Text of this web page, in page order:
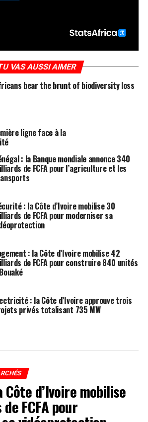
VAS AUSSI AIMER
bear the brunt of biodiversity loss
ligne face à la
: la Banque mondiale annonce 340
de FCFA pour l’agriculture et les
: la Côte d’Ivoire mobilise 30
de FCFA pour moderniser sa
: la Côte d’Ivoire mobilise 42
de FCFA pour construire 840 unités
: la Côte d’Ivoire approuve trois
privés totalisant 735 MW
d’Ivoire mobilise
FCFA pour